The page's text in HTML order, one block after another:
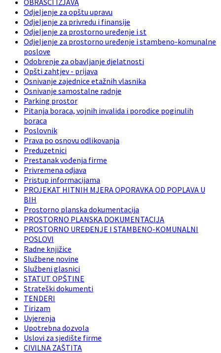
Odjeljenje za opštu upravu
Odjeljenje za privredu i finansije
Odjeljenje za prostorno uređenje i st
Odjeljenje za prostorno uređenje i stambeno-komunalne
poslove
Odobrenje za obavljanje djelatnosti
Opšti zahtjev - prijava
Osnivanje zajednice etažnih vlasnika
Osnivanje samostalne radnje
Parking prostor
Pitanja boraca, vojnih invalida i porodice poginulih
boraca
Poslovnik
Prava po osnovu odlikovanja
Preduzetnici
Prestanak vođenja firme
Privremena odjava
Pristup informacijama
PROJEKAT HITNIH MJERA OPORAVKA OD POPLAVA U
BIH
Prostorno planska dokumentacija
PROSTORNO PLANSKA DOKUMENTACIJA
PROSTORNO UREĐENJE I STAMBENO-KOMUNALNI
POSLOVI
Radne knjižice
Službene novine
Službeni glasnici
STATUT OPŠTINE
Strateški dokumenti
TENDERI
Tirizam
Uvjerenja
Upotrebna dozvola
Uslovi za sjedište firme
CIVILNA ZAŠTITA